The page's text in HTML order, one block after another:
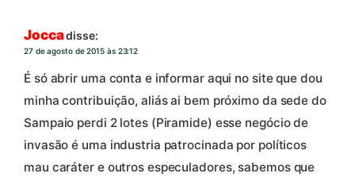
Joccadisse:
27 de agosto de 2015 às 23:12
É só abrir uma conta e informar aqui no site que dou
minha contribuição, aliás ai bem próximo da sede do
Sampaio perdi 2 lotes (Piramide) esse negócio de
invasão é uma industria patrocinada por políticos
mau caráter e outros especuladores, sabemos que